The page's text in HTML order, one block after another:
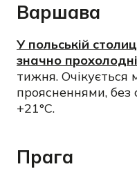
Варшава
У польській
значно
тижня. Очікується
проясненнями, без
+21°C.
Прага